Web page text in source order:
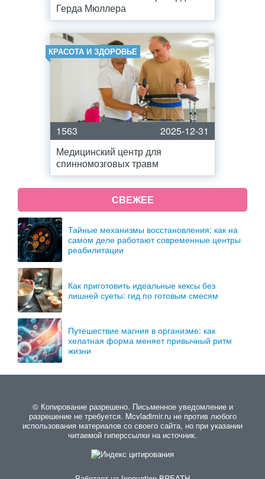
Герда Мюллера
КРАСОТА И ЗДОРОВЬЕ
1563
2025-12-31
Медицинский центр для
спинномозговых травм
СВЕЖЕЕ
Тайные механизмы восстановления: как на
самом деле работают современные центры
реабилитации
Как приготовить идеальные кексы без
лишней суеты: гид по готовым смесям
Путешествие магния в организме: как
хелатная форма меняет привычный ритм
жизни
© Копирование разрешено. Письменное уведомление и
разрешение не требуется. Mcvladimir.ru не против любого
использования материалов со своего сайта, но при указании
читаемой гиперссылки на источник.